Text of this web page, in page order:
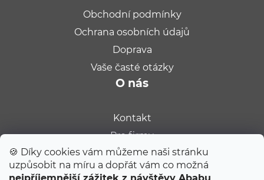
🍪 Díky cookies vám můžeme naši stránku
uzpůsobit na míru a dopřát vám co možná
Obchodní podmínky
Ochrana osobních údajů
Doprava
Vaše časté otázky
O nás
Kontakt
Pro firmy
Velkoobchod
Kariéra